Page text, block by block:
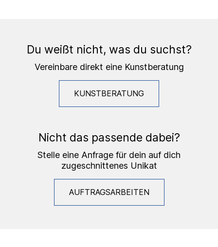
Du weißt nicht, was du suchst?
Vereinbare direkt eine Kunstberatung
KUNSTBERATUNG
Nicht das passende dabei?
Stelle eine Anfrage für dein auf dich
zugeschnittenes Unikat
AUFTRAGSARBEITEN